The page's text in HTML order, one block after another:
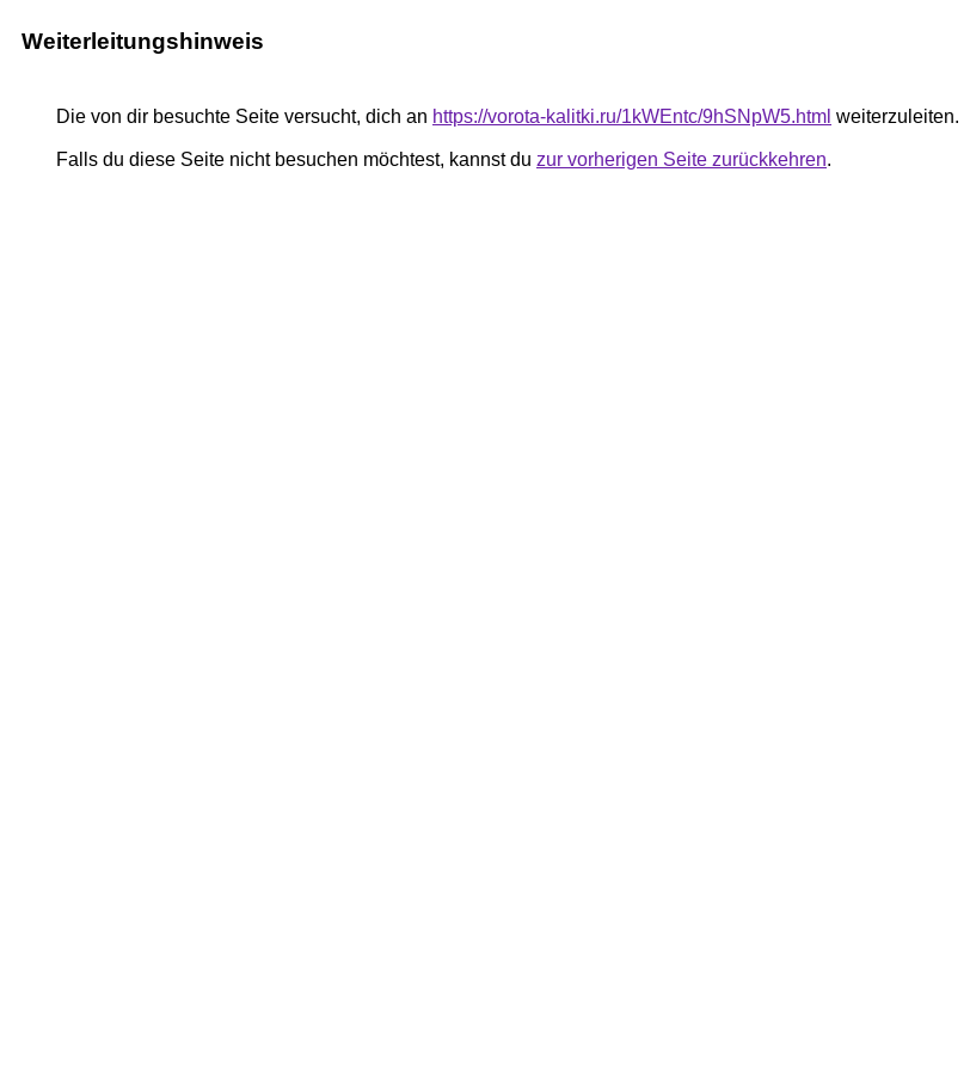
Weiterleitungshinweis
Die von dir besuchte Seite versucht, dich an https://vorota-kalitki.ru/1kWEntc/9hSNpW5.html weiterzuleiten.
Falls du diese Seite nicht besuchen möchtest, kannst du zur vorherigen Seite zurückkehren.